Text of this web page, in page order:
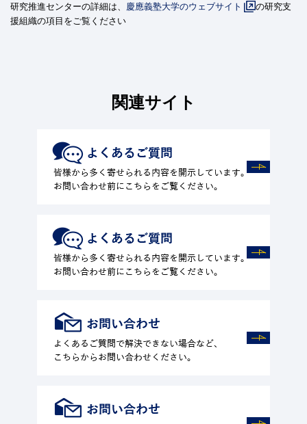
研究推進センターの詳細は、 慶應義塾大学のウェブサイト
の研究支
援組織の項目をご覧ください
関連サイト